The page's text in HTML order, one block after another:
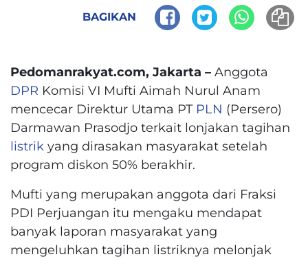
BAGIKAN
Pedomanrakyat.com, Jakarta – Anggota
DPR Komisi VI Mufti Aimah Nurul Anam
mencecar Direktur Utama PT PLN (Persero)
Darmawan Prasodjo terkait lonjakan tagihan
listrik yang dirasakan masyarakat setelah
program diskon 50% berakhir.
Mufti yang merupakan anggota dari Fraksi
PDI Perjuangan itu mengaku mendapat
banyak laporan masyarakat yang
mengeluhkan tagihan listriknya melonjak